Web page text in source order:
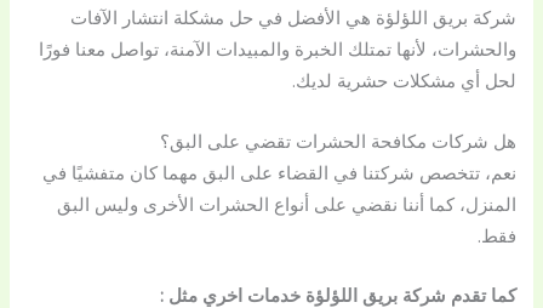
شركة بريق اللؤلؤة هي الأفضل في حل مشكلة انتشار الآفات
والحشرات، لأنها تمتلك الخبرة والمبيدات الآمنة، تواصل معنا فورًا
لحل أي مشكلات حشرية لديك.
هل شركات مكافحة الحشرات تقضي على البق؟
نعم، تتخصص شركتنا في القضاء على البق مهما كان متفشيًا في
المنزل، كما أننا نقضي على أنواع الحشرات الأخرى وليس البق
فقط.
كما تقدم شركة بريق اللؤلؤة خدمات اخري مثل :